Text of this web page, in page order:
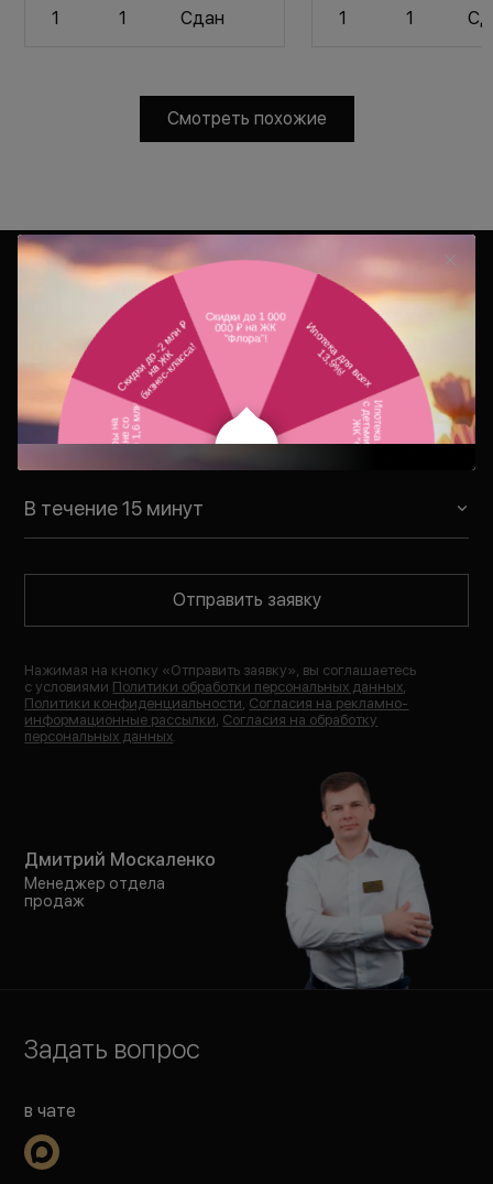
1 1 Сдан 1 1
Смотреть похожие
Консультация
Ваш персональный менеджер
свяжется с Вами в удобное для Вас
время
В течение 15 минут
Отправить заявку
Нажимая на кнопку «Отправить заявку», вы соглашаетесь
с условиями Политики обработки персональных данных
Политики конфиденциальности Согласия на рекламно-
информационные рассылки Согласия на обработку
персональных данных
Дмитрий Москаленко
Менеджер отдела
продаж
Задать вопрос
в чате